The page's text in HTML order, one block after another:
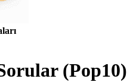
(Pop10)